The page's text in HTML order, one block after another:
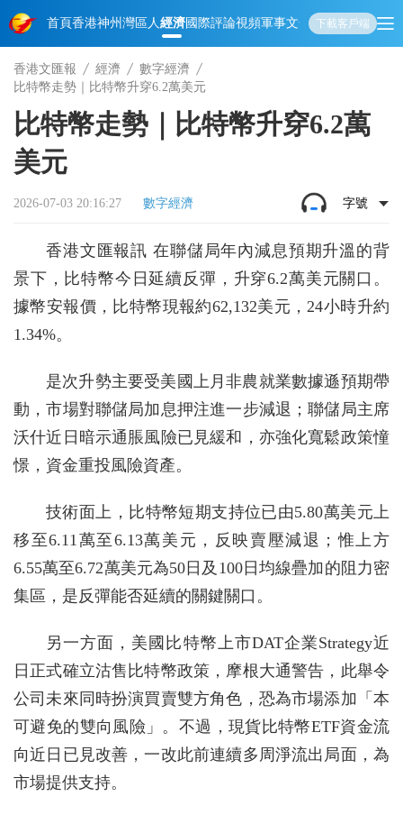
首頁香港神州 灣區人經濟國際評論視頻軍事文化 娛樂生活教育體
下載客戶端
香港文匯報 經濟
數字經濟
比特幣走勢｜比特幣升穿6.2萬美元
比特幣走勢｜比特幣升穿6.2萬
美元
2026-07-03 20:16:27 數字經濟 字號
香港文匯報訊 在聯儲局年內減息預期升溫的背
景下，比特幣今日延續反彈，升穿6.2萬美元關口。
據幣安報價，比特幣現報約62,132美元，24小時升約
1.34%。
是次升勢主要受美國上月非農就業數據遜預期帶
動，市場對聯儲局加息押注進一步減退；聯儲局主席
沃什近日暗示通脹風險已見緩和，亦強化寬鬆政策憧
憬，資金重投風險資產。
技術面上，比特幣短期支持位已由5.80萬美元上
移至6.11萬至6.13萬美元，反映賣壓減退；惟上方
6.55萬至6.72萬美元為50日及100日均線疊加的阻力密
集區，是反彈能否延續的關鍵關口。
另一方面，美國比特幣上市DAT企業Strategy近
日正式確立沽售比特幣政策，摩根大通警告，此舉令
公司未來同時扮演買賣雙方角色，恐為市場添加「本
可避免的雙向風險」。不過，現貨比特幣ETF資金流
向近日已見改善，一改此前連續多周淨流出局面，為
市場提供支持。